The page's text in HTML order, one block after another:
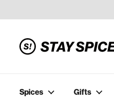
Spices Gifts